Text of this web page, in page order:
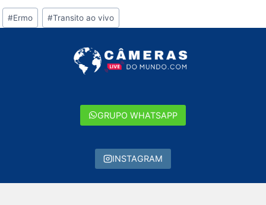
Tags
do
#Ermo #Transito ao vivo
GRUPO WHATSAPP
INSTAGRAM